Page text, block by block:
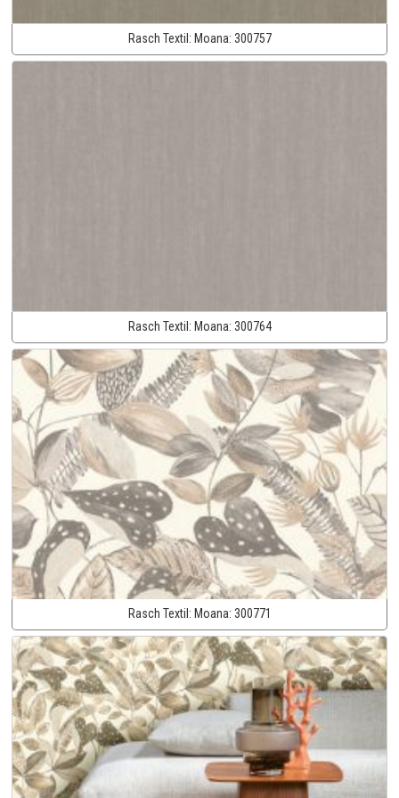
Rasch Textil: Moana: 300757
Rasch Textil: Moana: 300764
Rasch Textil: Moana: 300771